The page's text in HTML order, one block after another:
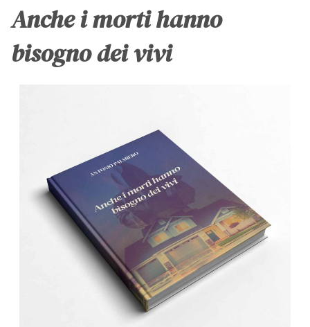
Anche i morti hanno
bisogno dei vivi